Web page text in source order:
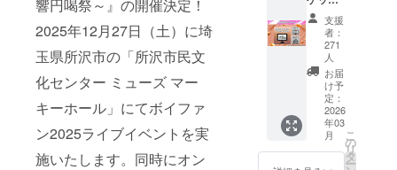
響円喝祭～』の開催決定！
2025年12月27日（土）に埼
玉県所沢市の「所沢市民文
化センター ミューズ マー
キーホール」にてボイファ
ン2025ライブイベントを実
施いたします。同時にオン
『Voice
tic
Fantasi
a 2025
～響円
喝祭
～』ラ
イブ定
点映像
データ
2.【サ
ご観覧
いただ
けるチ
ケット
です。
現地の
熱気を
感じな
がら出
演メン
コー
ス】 ☆
プラン
概要 ボ
イファ
ンのラ
イブを
パソコ
ンやス
マート
フォン
支援
者：
271
人
お届
け予
定：
2026
年03
月
こ
の
リ
タ
ー